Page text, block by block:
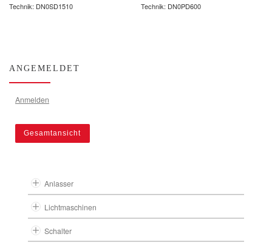
Technik: DN0SD1510
Technik: DN0PD600
ANGEMELDET
Anmelden
Gesamtansicht
Anlasser
Lichtmaschinen
Schalter